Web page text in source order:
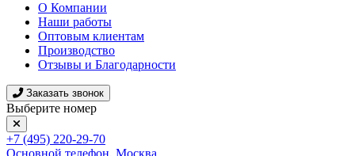
О Компании
Наши работы
Оптовым клиентам
Производство
Отзывы и Благодарности
Заказать звонок
Выберите номер
+7 (495) 220-29-70